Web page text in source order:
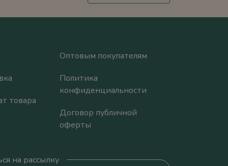
товара
Оптовым покупателям
Политика
конфиденциальности
Договор публичной
оферты
на рассылку